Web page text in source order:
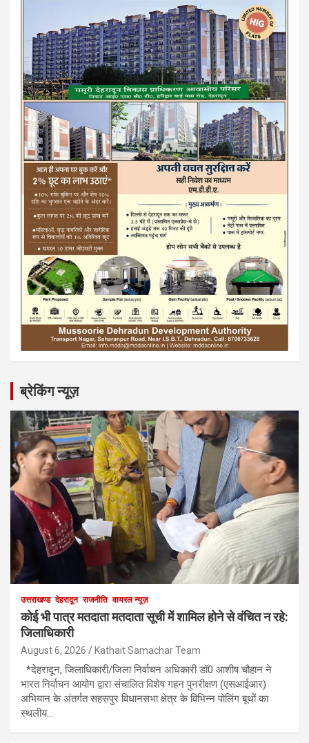
ब्रेकिंग न्यूज़
उत्तराखण्ड देहरादून राजनीति वायरल न्यूज़
कोई भी पात्र मतदाता मतदाता सूची में शामिल होने से वंचित न रहे:
जिलाधिकारी
August 6, 2026 Kathait Samachar Team
*देहरादून, जिलाधिकारी/जिला निर्वाचन अधिकारी डॉ0 आशीष चौहान ने
भारत निर्वाचन आयोग द्वारा संचालित विशेष गहन पुनरीक्षण (एसआईआर)
अभियान के अंतर्गत सहसपुर विधानसभा क्षेत्र के विभिन्न पोलिंग बूथों का
स्थलीय…